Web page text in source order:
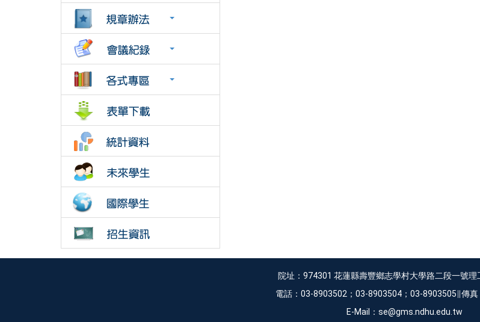
院址：974301 花蓮縣壽豐鄉志學村大學路二段一號理
電話：03-8903502；03-8903504；03-8903505∥傳
E-Mail：se@gms.ndhu.edu.tw